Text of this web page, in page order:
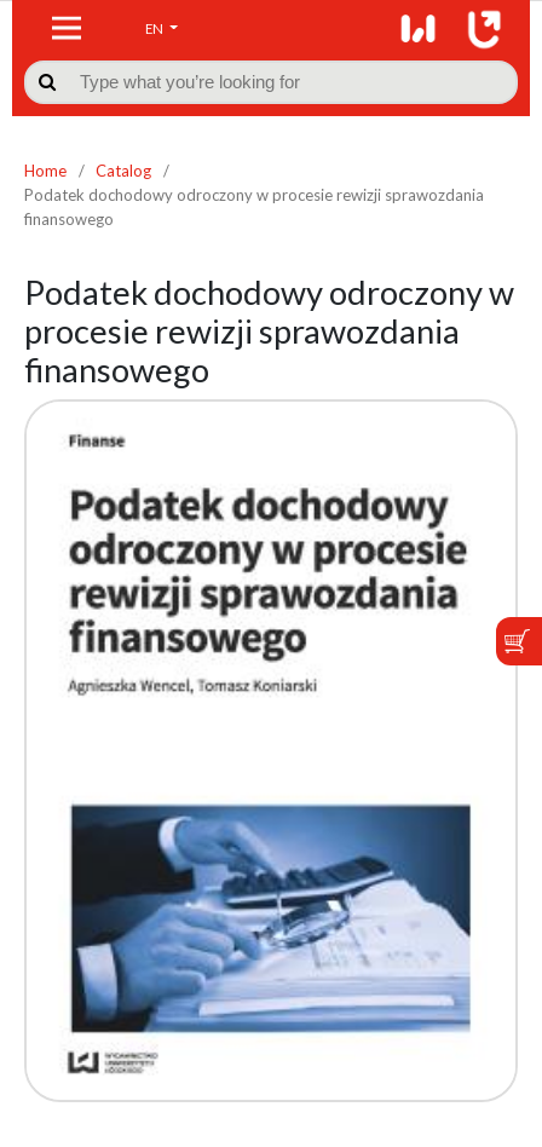
EN

Home / Catalog
/
Podatek dochodowy odroczony w procesie rewizji sprawozdania
finansowego
Podatek dochodowy odroczony w
procesie rewizji sprawozdania
finansowego